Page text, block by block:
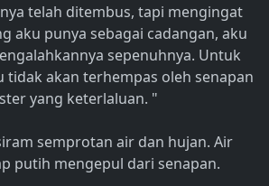
telah ditembus, tapi mengingat
aku punya sebagai cadangan, aku
sepenuhnya. Untuk
akan terhempas oleh senapan
yang keterlaluan. "
semprotan air dan hujan. Air
putih mengepul dari senapan.